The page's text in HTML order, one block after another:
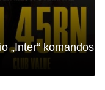
„Inter“ komandos